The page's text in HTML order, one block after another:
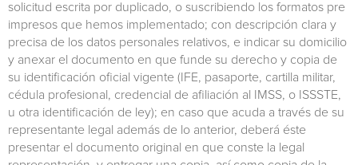
solicitud escrita por duplicado, o suscribiendo los formatos pre
impresos que hemos implementado; con descripción clara y
precisa de los datos personales relativos, e indicar su domicilio
y anexar el documento en que funde su derecho y copia de
su identificación oficial vigente (IFE, pasaporte, cartilla militar,
cédula profesional, credencial de afiliación al IMSS, o ISSSTE,
u otra identificación de ley); en caso que acuda a través de su
representante legal además de lo anterior, deberá éste
presentar el documento original en que conste la legal